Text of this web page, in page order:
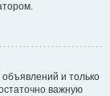
и только
важную